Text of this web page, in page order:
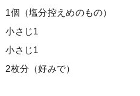
個（塩分控えめのもの）
じ1
じ1
分（好みで）